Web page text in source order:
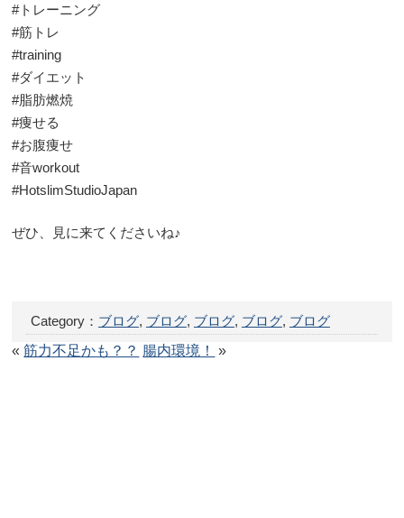
#トレーニング
#筋トレ
#training
#ダイエット
#脂肪燃焼
#痩せる
#お腹痩せ
#音workout
#HotslimStudioJapan
ぜひ、見に来てくださいね♪
Category： ブログ, ブログ, ブログ, ブログ, ブログ
«筋力不足かも？？ 腸内環境！ »